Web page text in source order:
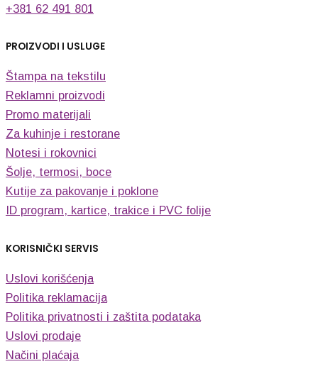
+381 62 491 801
PROIZVODI I USLUGE
Štampa na tekstilu
Reklamni proizvodi
Promo materijali
Za kuhinje i restorane
Notesi i rokovnici
Šolje, termosi, boce
Kutije za pakovanje i poklone
ID program, kartice, trakice i PVC folije
KORISNIČKI SERVIS
Uslovi korišćenja
Politika reklamacija
Politika privatnosti i zaštita podataka
Uslovi prodaje
Načini plaćaja